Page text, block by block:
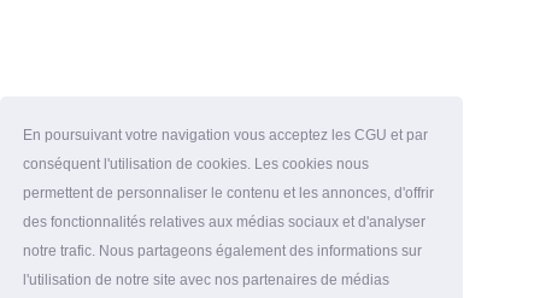
En poursuivant votre navigation vous acceptez les CGU et par
conséquent l'utilisation de cookies. Les cookies nous
permettent de personnaliser le contenu et les annonces, d'offrir
des fonctionnalités relatives aux médias sociaux et d'analyser
notre trafic. Nous partageons également des informations sur
l'utilisation de notre site avec nos partenaires de médias